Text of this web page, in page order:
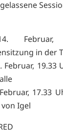
in der
Februar,
17.33
Igel